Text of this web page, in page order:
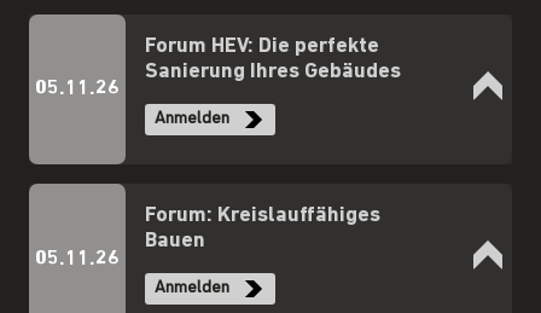
05.11.26
Forum HEV: Die perfekte
Sanierung Ihres Gebäudes
Anmelden
05.11.26
Forum: Kreislauffähiges
Bauen
Anmelden